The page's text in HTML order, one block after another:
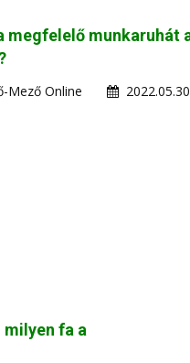
megfelelő munkaruhát
Mező Online
fa a